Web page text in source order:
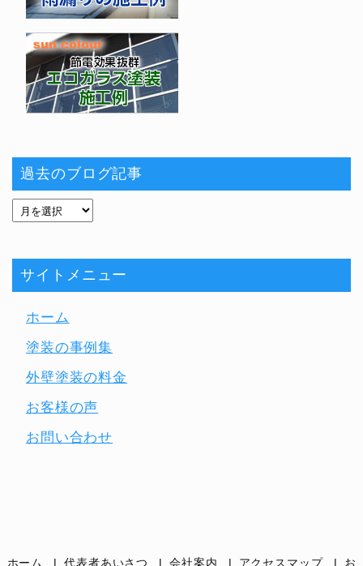
過去のブログ記事
サイトメニュー
ホーム
塗装の事例集
外壁塗装の料金
お客様の声
お問い合わせ
ホーム 代表者あいさつ 会社案内 アクセスマップ お